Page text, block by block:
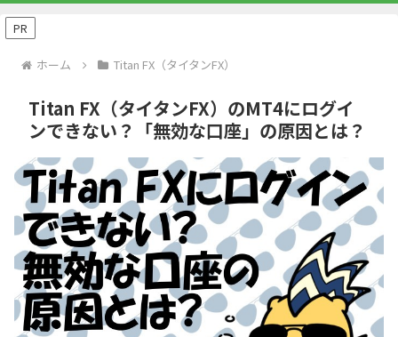
PR
ホーム Titan FX（タイタンFX）
Titan FX（タイタンFX）のMT4にログイ
ンできない？「無効な口座」の原因とは？